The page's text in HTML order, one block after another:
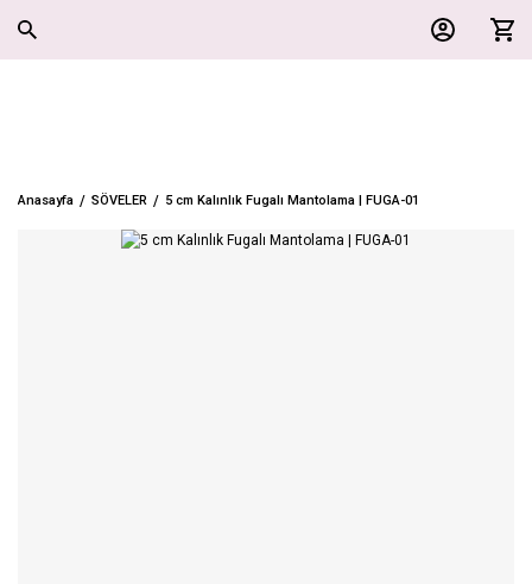
Anasayfa SÖVELER 5 cm Kalınlık Fugalı Mantolama | FUGA-01